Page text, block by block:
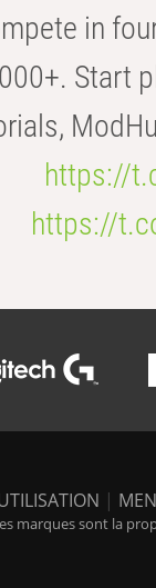
in
Start
https://
https://
|
marques sont la